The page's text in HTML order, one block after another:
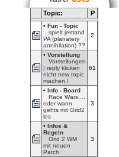
Topic: P
• Fun - Topic
spielt jemand
PA (planatery
annihilation) ??
2
• Vorstellung
Vorstellungen
| reply klicken
nicht new topic
machen !
61
• Info - Board
Race Wars....
oder wann
gehts mit Grid2
los
3
• Infos &
Regeln
Grid 2 WM
mit neuen
Patch
3